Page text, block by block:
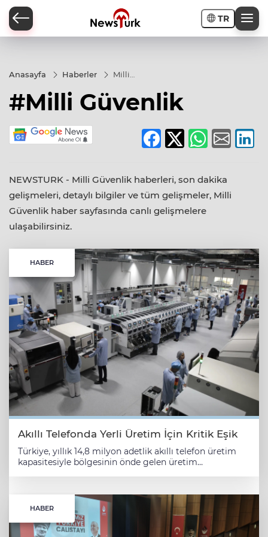
TR
Anasayfa Haberler
Milli
#Milli Güvenlik
NEWSTURK - Milli Güvenlik haberleri, son dakika
gelişmeleri, detaylı bilgiler ve tüm gelişmeler, Milli
Güvenlik haber sayfasında canlı gelişmelere
ulaşabilirsiniz.
HABER
Akıllı Telefonda Yerli Üretim İçin Kritik Eşik
Türkiye, yıllık 14,8 milyon adetlik akıllı telefon üretim
kapasitesiyle bölgesinin önde gelen üretim
milyon akıllı telefonun sadece 5,27 milyon adedi yerli
üretimle karşılanırken, sektördeki kapasite kullanım
oranı yüzde 35,7 seviyesinde gerçekleşti. Son yıllarda
küresel teknoloji devlerinin Türkiye'de üretim
HABER